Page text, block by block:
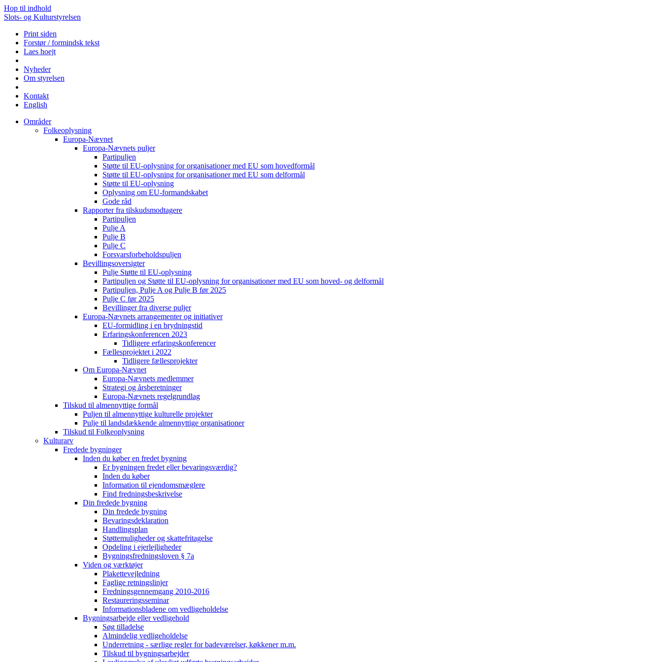
Hop til indhold
Slots- og Kulturstyrelsen
Print siden
Forstør / formindsk tekst
Laes hoejt
Nyheder
Om styrelsen
Kontakt
English
Områder
Folkeoplysning
Europa-Nævnet
Europa-Nævnets puljer
Partipuljen
Støtte til EU-oplysning for organisationer med EU som hovedformål
Støtte til EU-oplysning for organisationer med EU som delformål
Støtte til EU-oplysning
Oplysning om EU-formandskabet
Gode råd
Rapporter fra tilskudsmodtagere
Partipuljen
Pulje A
Pulje B
Pulje C
Forsvarsforbeholdspuljen
Bevillingsoversigter
Pulje Støtte til EU-oplysning
Partipuljen og Støtte til EU-oplysning for organisationer med EU som hoved- og delformål
Partipuljen, Pulje A og Pulje B før 2025
Pulje C før 2025
Bevillinger fra diverse puljer
Europa-Nævnets arrangementer og initiativer
EU-formidling i en brydningstid
Erfaringskonferencen 2023
Tidligere erfaringskonferencer
Fællesprojektet i 2022
Tidligere fællesprojekter
Om Europa-Nævnet
Europa-Nævnets medlemmer
Strategi og årsberetninger
Europa-Nævnets regelgrundlag
Tilskud til almennyttige formål
Puljen til almennyttige kulturelle projekter
Pulje til landsdækkende almennyttige organisationer
Tilskud til Folkeoplysning
Kulturarv
Fredede bygninger
Inden du køber en fredet bygning
Er bygningen fredet eller bevaringsværdig?
Inden du køber
Information til ejendomsmæglere
Find fredningsbeskrivelse
Din fredede bygning
Din fredede bygning
Bevaringsdeklaration
Handlingsplan
Støttemuligheder og skattefritagelse
Opdeling i ejerlejligheder
Bygningsfredningsloven § 7a
Viden og værktøjer
Plakettevejledning
Faglige retningslinjer
Fredningsgennemgang 2010-2016
Restaureringsseminar
Informationsbladene om vedligeholdelse
Bygningsarbejde eller vedligehold
Søg tilladelse
Almindelig vedligeholdelse
Underretning - særlige regler for badeværelser, køkkener m.m.
Tilskud til bygningsarbejder